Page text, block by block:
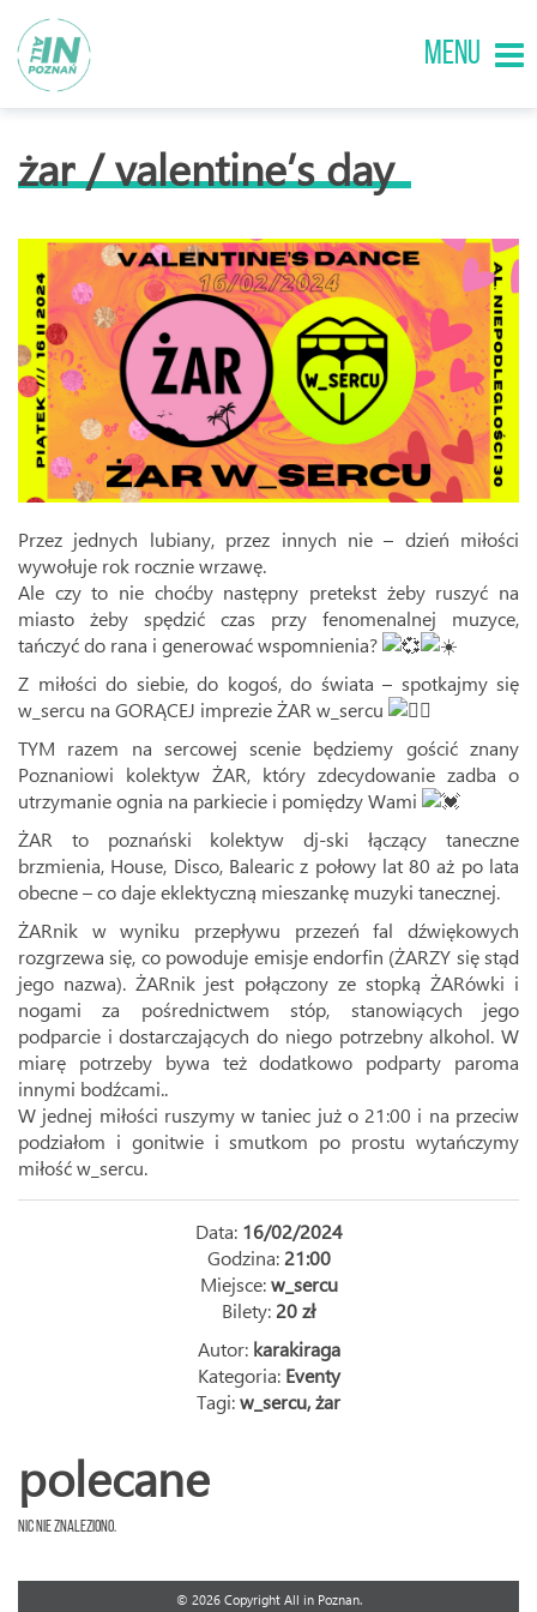
MENU
żar / valentine’s day
Przez jednych lubiany, przez innych nie – dzień miłości
wywołuje rok rocznie wrzawę.
Ale czy to nie choćby następny pretekst żeby ruszyć na
miasto żeby spędzić czas przy fenomenalnej muzyce,
tańczyć do rana i generować wspomnienia?
Z miłości do siebie, do kogoś, do świata – spotkajmy się
w_sercu na GORĄCEJ imprezie ŻAR w_sercu
TYM razem na sercowej scenie będziemy gościć znany
Poznaniowi kolektyw ŻAR, który zdecydowanie zadba o
utrzymanie ognia na parkiecie i pomiędzy Wami
ŻAR to poznański kolektyw dj-ski łączący taneczne
brzmienia, House, Disco, Balearic z połowy lat 80 aż po lata
obecne – co daje eklektyczną mieszankę muzyki tanecznej.
ŻARnik w wyniku przepływu przezeń fal dźwiękowych
rozgrzewa się, co powoduje emisje endorfin (ŻARZY się stąd
jego nazwa). ŻARnik jest połączony ze stopką ŻARówki i
nogami za pośrednictwem stóp, stanowiących jego
podparcie i dostarczających do niego potrzebny alkohol. W
miarę potrzeby bywa też dodatkowo podparty paroma
innymi bodźcami..
W jednej miłości ruszymy w taniec już o 21:00 i na przeciw
podziałom i gonitwie i smutkom po prostu wytańczymy
miłość w_sercu.
Data: 16/02/2024
Godzina: 21:00
Miejsce:w_sercu
Bilety: 20 zł
Autor: karakiraga
Kategoria: Eventy
Tagi:w_sercu,żar
polecane
Nic nie znaleziono.
© 2026 Copyright All in Poznan.